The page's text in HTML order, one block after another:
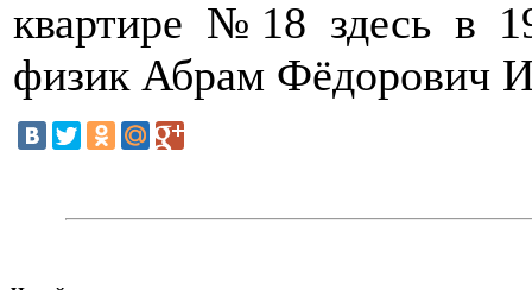
квартире №18 здесь в
физик Абрам Фёдорович